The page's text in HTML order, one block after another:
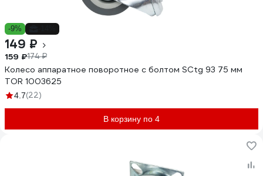
-9%
149 ₽
159 ₽174 ₽
Колесо аппаратное поворотное с болтом SCtg 93 75 мм
TOR 1003625
4.7(22)
В корзину по 4